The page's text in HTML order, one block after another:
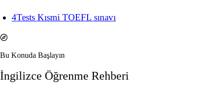
4Tests Kısmi TOEFL sınavı
Bu Konuda Başlayın
İngilizce Öğrenme Rehberi